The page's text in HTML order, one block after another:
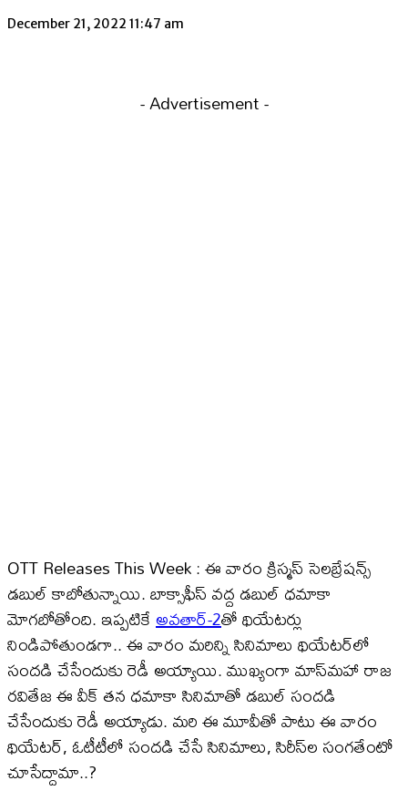
December 21, 2022 11:47 am
- Advertisement -
OTT Releases This Week : ఈ వారం క్రిస్మస్ సెలబ్రేషన్స్
డబుల్ కాబోతున్నాయి. బాక్సాఫీస్ వద్ద డబుల్ ధమాకా
మోగబోతోంది. ఇప్పటికేఅవతార్-2తో థియేటర్లు
నిండిపోతుండగా.. ఈ వారం మరిన్ని సినిమాలు థియేటర్‌లో
సందడి చేసేందుకు రెడీ అయ్యాయి. ముఖ్యంగా మాస్‌మహా రాజ
రవితేజ ఈ వీక్ తన ధమాకా సినిమాతో డబుల్ సందడి
చేసేందుకు రెడీ అయ్యాడు. మరి ఈ మూవీతో పాటు ఈ వారం
థియేటర్, ఓటీటీలో సందడి చేసే సినిమాలు, సిరీస్‌ల సంగతేంటో
చూసేద్దామా..?